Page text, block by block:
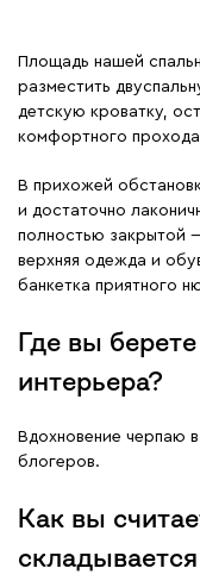
Площадь нашей
разместить
детскую кроватку,
комфортного
В прихожей
и достаточно
полностью закрытой
верхняя одежда и
банкетка приятного
Где вы
интерьера?
Вдохновение черпаю
блогеров.
Как вы